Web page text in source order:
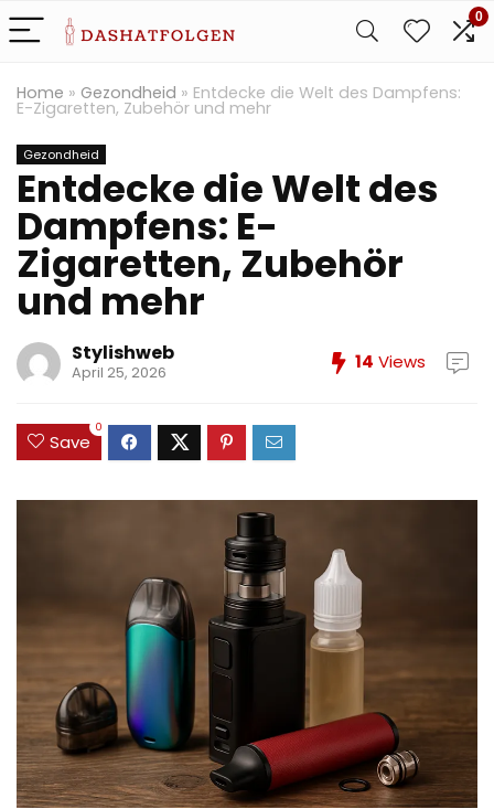
0
Home » Gezondheid » Entdecke die Welt des Dampfens:
E-Zigaretten, Zubehör und mehr
Gezondheid
Entdecke die Welt des
Dampfens: E-
Zigaretten, Zubehör
und mehr
Stylishweb
April 25, 2026 14 Views
Save
0